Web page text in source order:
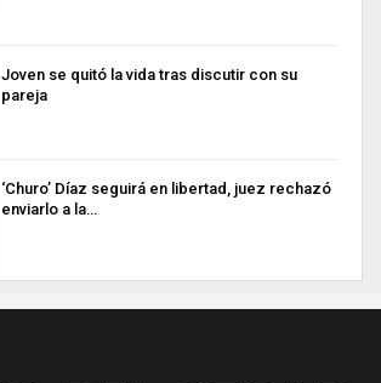
Joven se quitó la vida tras discutir con su
pareja
‘Churo’ Díaz seguirá en libertad, juez rechazó
enviarlo a la…